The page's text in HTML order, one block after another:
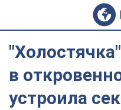
в
устроила